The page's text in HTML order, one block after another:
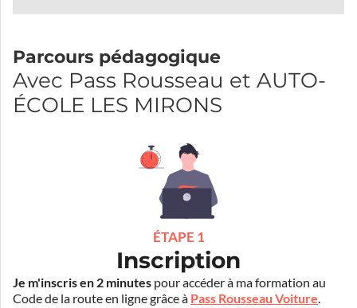
Parcours pédagogique
Avec Pass Rousseau et AUTO-
ÉCOLE LES MIRONS
ÉTAPE 1
Inscription
Je m'inscris en 2 minutes pour accéder à ma formation au
Code de la route en ligne grâce à Pass Rousseau Voiture.